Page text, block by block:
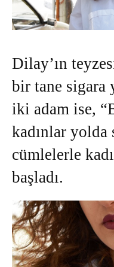
Dilay’ın
bir tane sigara
iki adam ise,
kadınlar
cümlelerle
başladı.